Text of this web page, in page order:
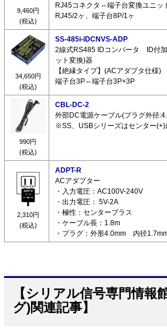
9,460円
(税込)
RJ45コネクタ⇔端子台変換ユニッ
RJ45/2ヶ、端子台8P/1ヶ
34,650円
(税込)
SS-485i-iDCNVS-ADP
2線式RS485 IDコンバータ ID付
ット変換)器
【絶縁タイプ】(ACアダプタ仕様)
端子台3P⇔端子台3P+3P
990円
(税込)
CBL-DC-2
外部DC電源ケーブル(プラグ外径
※SS、USBシリーズはセンター(+)
2,310円
(税込)
ADPT-R
ACアダプター
・入力電圧：AC100V-240V
・出力電圧： 5V-2A
・極性：センタープラス
・ケーブル長：1.8m
・プラグ：外形4.0mm 内径
【シリアル信号専門情報
グ)関連記事】